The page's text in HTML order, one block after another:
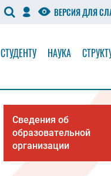
ВЕРСИЯ ДЛЯ
СТУДЕНТУ НАУКА
Сведения об
образовательной
организации